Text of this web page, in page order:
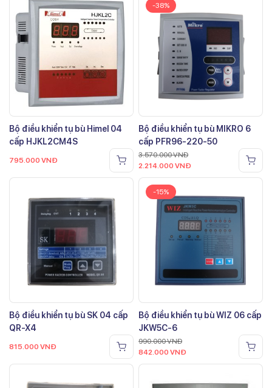
Bộ điều khiển tụ bù Himel 04
cấp HJKL2CM4S
795.000 VNĐ
-38%
Bộ điều khiển tụ bù MIKRO 6
cấp PFR96-220-50
3.570.000VNĐ
2.214.000 VNĐ
Bộ điều khiển tụ bù SK 04 cấp
QR-X4
815.000 VNĐ
-15%
Bộ điều khiển tụ bù WIZ 06 cấp
JKW5C-6
990.000VNĐ
842.000 VNĐ